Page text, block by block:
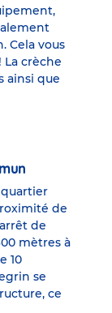
Cela vous
crèche
ainsi que
de
de
mètres à
10
se
ce